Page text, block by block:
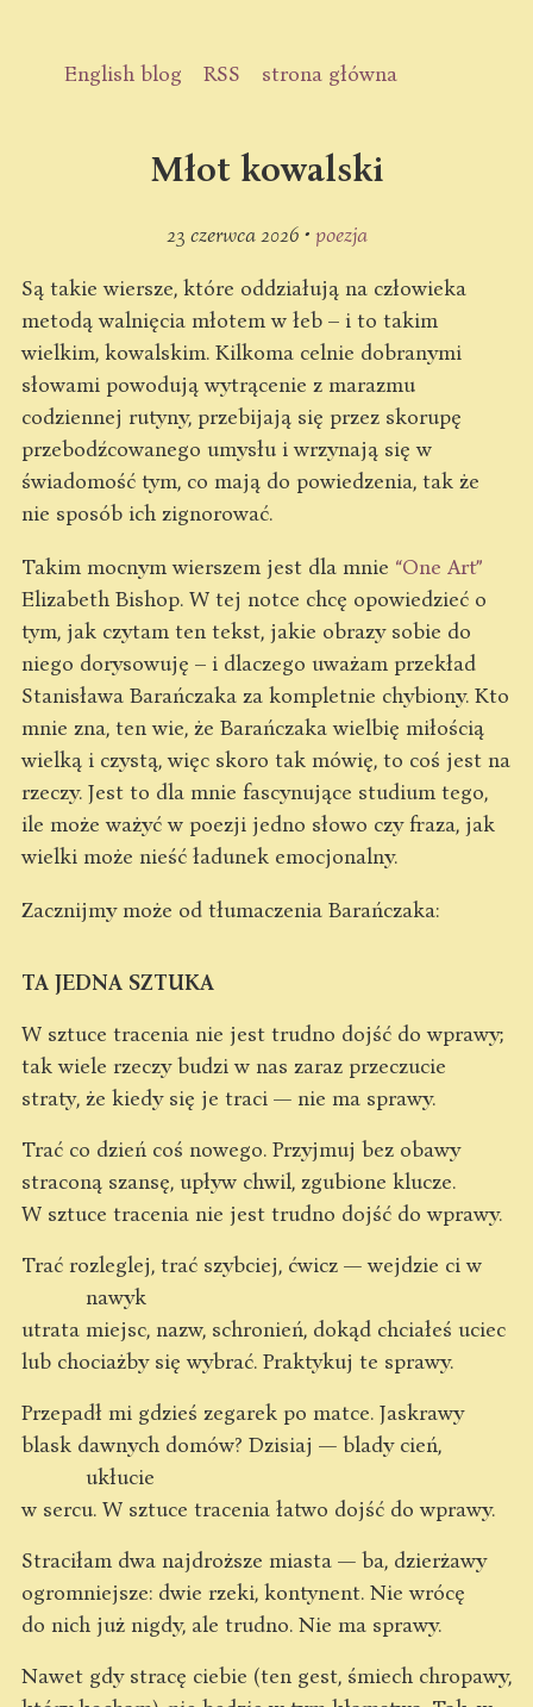
English blog RSS strona główna
Młot kowalski
23 czerwca 2026 • poezja
Są takie wiersze, które oddziałują na człowieka
metodą walnięcia młotem w łeb – i to takim
wielkim, kowalskim. Kilkoma celnie dobranymi
słowami powodują wytrącenie z marazmu
codziennej rutyny, przebijają się przez skorupę
przebodźcowanego umysłu i wrzynają się w
świadomość tym, co mają do powiedzenia, tak że
nie sposób ich zignorować.
Takim mocnym wierszem jest dla mnie “One Art”
Elizabeth Bishop. W tej notce chcę opowiedzieć o
tym, jak czytam ten tekst, jakie obrazy sobie do
niego dorysowuję – i dlaczego uważam przekład
Stanisława Barańczaka za kompletnie chybiony. Kto
mnie zna, ten wie, że Barańczaka wielbię miłością
wielką i czystą, więc skoro tak mówię, to coś jest na
rzeczy. Jest to dla mnie fascynujące studium tego,
ile może ważyć w poezji jedno słowo czy fraza, jak
wielki może nieść ładunek emocjonalny.
Zacznijmy może od tłumaczenia Barańczaka:
TA JEDNA SZTUKA
W sztuce tracenia nie jest trudno dojść do wprawy;
tak wiele rzeczy budzi w nas zaraz przeczucie
straty, że kiedy się je traci — nie ma sprawy.
Trać co dzień coś nowego. Przyjmuj bez obawy
straconą szansę, upływ chwil, zgubione klucze.
W sztuce tracenia nie jest trudno dojść do wprawy.
Trać rozleglej, trać szybciej, ćwicz — wejdzie ci w
nawyk
utrata miejsc, nazw, schronień, dokąd chciałeś uciec
lub chociażby się wybrać. Praktykuj te sprawy.
Przepadł mi gdzieś zegarek po matce. Jaskrawy
blask dawnych domów? Dzisiaj — blady cień,
ukłucie
w sercu. W sztuce tracenia łatwo dojść do wprawy.
Straciłam dwa najdroższe miasta — ba, dzierżawy
ogromniejsze: dwie rzeki, kontynent. Nie wrócę
do nich już nigdy, ale trudno. Nie ma sprawy.
Nawet gdy stracę ciebie (ten gest, śmiech chropawy,